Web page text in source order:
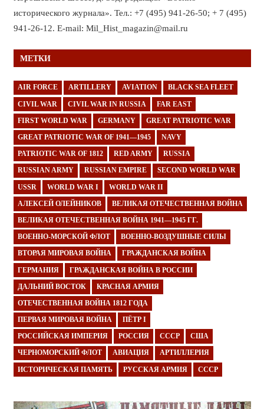
исторического журнала». Тел.: +7 (495) 941-26-50; + 7 (495)
941-26-12. E-mail: Mil_Hist_magazin@mail.ru
МЕТКИ
AIR FORCE ARTILLERY AVIATION BLACK SEA FLEET
CIVIL WAR CIVIL WAR IN RUSSIA FAR EAST
FIRST WORLD WAR GERMANY GREAT PATRIOTIC WAR
GREAT PATRIOTIC WAR OF 1941—1945 NAVY
PATRIOTIC WAR OF 1812 RED ARMY RUSSIA
RUSSIAN ARMY RUSSIAN EMPIRE SECOND WORLD WAR
USSR WORLD WAR I WORLD WAR II
АЛЕКСЕЙ ОЛЕЙНИКОВ ВЕЛИКАЯ ОТЕЧЕСТВЕННАЯ ВОЙНА
ВЕЛИКАЯ ОТЕЧЕСТВЕННАЯ ВОЙНА 1941—1945 ГГ.
ВОЕННО-МОРСКОЙ ФЛОТ ВОЕННО-ВОЗДУШНЫЕ СИЛЫ
ВТОРАЯ МИРОВАЯ ВОЙНА ГРАЖДАНСКАЯ ВОЙНА
ГЕРМАНИЯ ГРАЖДАНСКАЯ ВОЙНА В РОССИИ
ДАЛЬНИЙ ВОСТОК КРАСНАЯ АРМИЯ
ОТЕЧЕСТВЕННАЯ ВОЙНА 1812 ГОДА
ПЕРВАЯ МИРОВАЯ ВОЙНА ПЁТР I
РОССИЙСКАЯ ИМПЕРИЯ РОССИЯ СССР США
ЧЕРНОМОРСКИЙ ФЛОТ АВИАЦИЯ АРТИЛЛЕРИЯ
ИСТОРИЧЕСКАЯ ПАМЯТЬ РУССКАЯ АРМИЯ СССР